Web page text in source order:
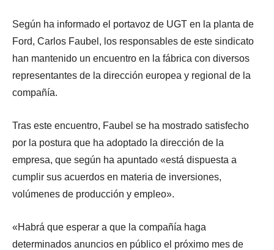
Según ha informado el portavoz de UGT en la planta de
Ford, Carlos Faubel, los responsables de este sindicato
han mantenido un encuentro en la fábrica con diversos
representantes de la dirección europea y regional de la
compañía.
Tras este encuentro, Faubel se ha mostrado satisfecho
por la postura que ha adoptado la dirección de la
empresa, que según ha apuntado «está dispuesta a
cumplir sus acuerdos en materia de inversiones,
volúmenes de producción y empleo».
«Habrá que esperar a que la compañía haga
determinados anuncios en público el próximo mes de